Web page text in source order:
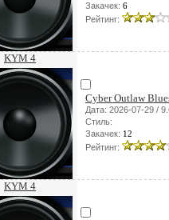
Закачек: 6
Рейтинг:
KYM 4
Cyber Outlaw
Дата: 2026-07-29 /
Стиль:
Закачек: 12
Рейтинг:
KYM 4